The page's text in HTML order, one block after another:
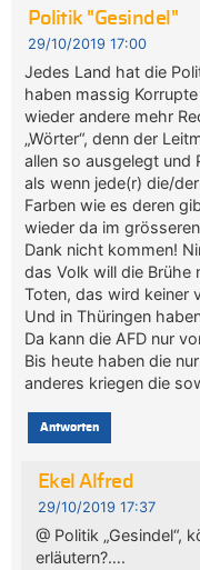
Politik "Gesindel"
29/10/2019 17:00
Jedes Land hat die
haben massig
wieder andere mehr
„Wörter“, denn der
allen so ausgelegt und
als wenn jede(r) die/
Farben wie es deren
wieder da im
Dank nicht kommen!
das Volk will die Brühe
Toten, das wird keiner
Und in Thüringen
Da kann die AFD nur
Bis heute haben die
anderes kriegen die
Antworten
Ekel Alfred
29/10/2019 17:37
@ Politik „Gesindel“,
erläutern?….